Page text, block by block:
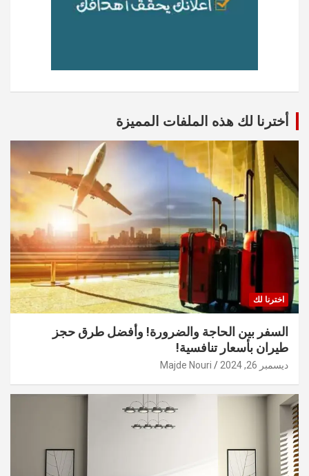
أخترنا لك هذه الملفات المميزة
اخترنا لك
السفر بين الحاجة والضرورة! وأفضل طرق حجز
طيران بأسعار تنافسية!
ديسمبر 26, 2024 Majde Nouri